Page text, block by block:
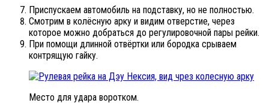
Приспускаем автомобиль на подставку, но не полностью.
Смотрим в колёсную арку и видим отверстие, через
которое можно добраться до регулировочной пары рейки.
При помощи длинной отвёртки или бородка срываем
контрящую гайку.
Место для удара воротком.